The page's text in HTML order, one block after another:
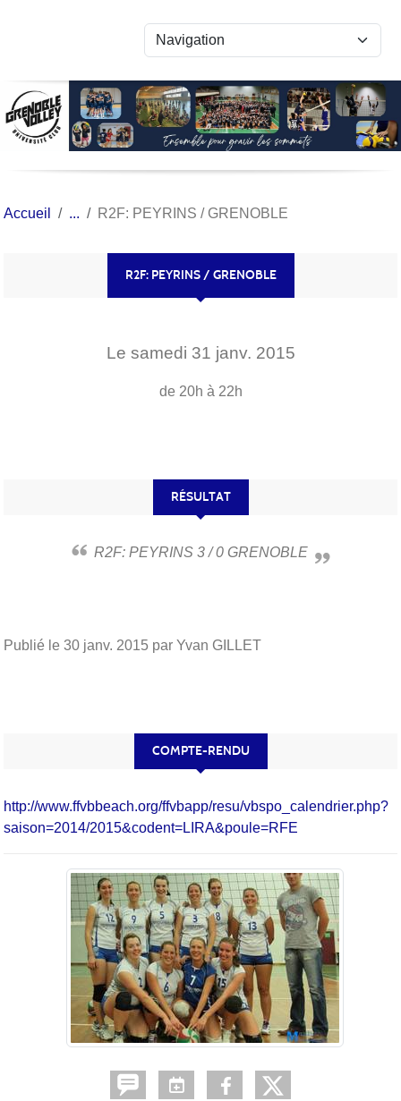
Accueil R2F: PEYRINS / GRENOBLE
R2F: PEYRINS / GRENOBLE
Le samedi 31 janv. 2015
de 20h à 22h
RÉSULTAT
R2F: PEYRINS 3 / 0 GRENOBLE
Publié le 30 janv. 2015 par Yvan GILLET
COMPTE-RENDU
http://www.ffvbbeach.org/ffvbapp/resu/vbspo_calendrier.php?
saison=2014/2015&codent=LIRA&poule=RFE